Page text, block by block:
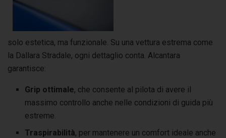
solo estetica, ma funzionale. Su una vettura estrema come
la Dallara Stradale, ogni dettaglio conta. Alcantara
garantisce:
Grip ottimale, che consente al pilota di avere il
massimo controllo anche nelle condizioni di guida più
estreme.
Traspirabilità, per mantenere un comfort ideale anche